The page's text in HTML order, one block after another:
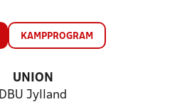
KAMPPROGRAM
UNION
DBU Jylland